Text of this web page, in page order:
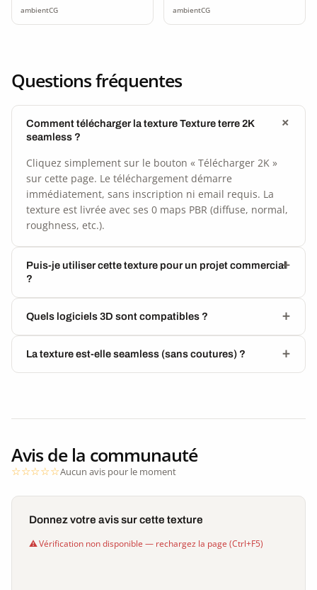
ambientCG ambientCG
Questions fréquentes
Comment télécharger la texture Texture terre 2K
seamless ?
Cliquez simplement sur le bouton « Télécharger 2K »
sur cette page. Le téléchargement démarre
immédiatement, sans inscription ni email requis. La
texture est livrée avec ses 0 maps PBR (diffuse, normal,
roughness, etc.).
Puis-je utiliser cette texture pour un projet commercial
?
Quels logiciels 3D sont compatibles ?
La texture est-elle seamless (sans coutures) ?
Avis de la communauté
Aucun avis pour le moment
Donnez votre avis sur cette texture
Vérification non disponible — rechargez la page (Ctrl+F5)